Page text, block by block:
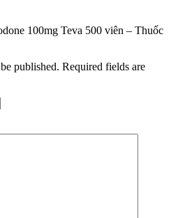
100mg Teva 500 viên – Thuốc
published. Required fields are